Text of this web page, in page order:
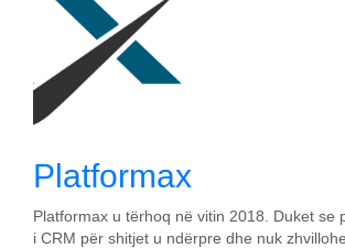
Platformax
Platformax u tërhoq në vitin 2018. Duket se
i CRM për shitjet u ndërpre dhe nuk